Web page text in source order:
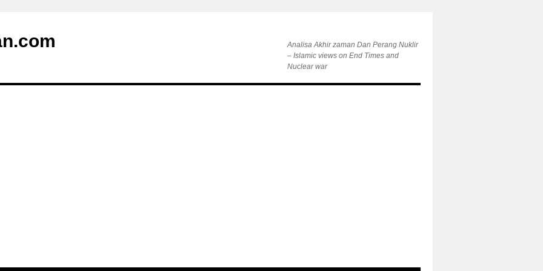
Analisa Akhir zaman Dan Perang Nuklir
– Islamic views on End Times and
Nuclear war